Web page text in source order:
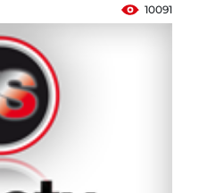
10091